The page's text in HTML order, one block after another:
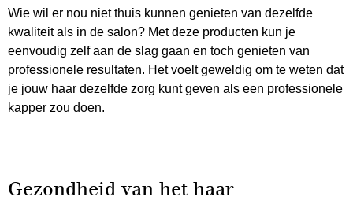
Wie wil er nou niet thuis kunnen genieten van dezelfde
kwaliteit als in de salon? Met deze producten kun je
eenvoudig zelf aan de slag gaan en toch genieten van
professionele resultaten. Het voelt geweldig om te weten dat
je jouw haar dezelfde zorg kunt geven als een professionele
kapper zou doen.
Gezondheid van het haar